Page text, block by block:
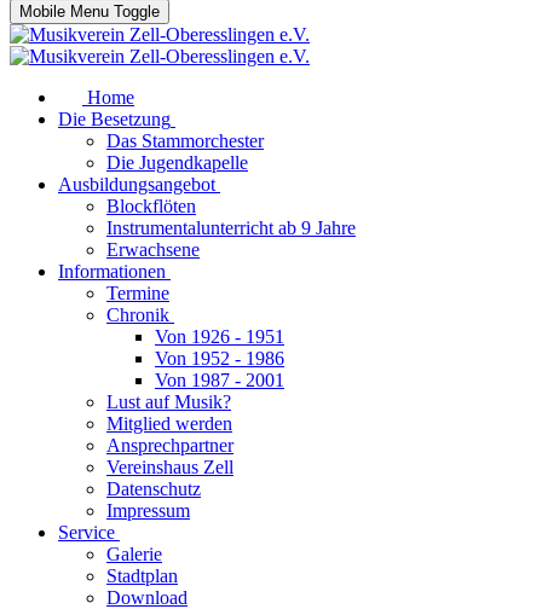
Mobile Menu Toggle
Home
Die Besetzung
Das Stammorchester
Die Jugendkapelle
Ausbildungsangebot
Blockflöten
Instrumentalunterricht ab 9 Jahre
Erwachsene
Informationen
Termine
Chronik
Von 1926 - 1951
Von 1952 - 1986
Von 1987 - 2001
Lust auf Musik?
Mitglied werden
Ansprechpartner
Vereinshaus Zell
Datenschutz
Impressum
Service
Galerie
Stadtplan
Download